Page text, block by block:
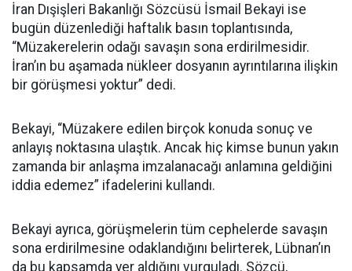
İran Dışişleri Bakanlığı Sözcüsü İsmail Bekayi ise
bugün düzenlediği haftalık basın toplantısında,
“Müzakerelerin odağı savaşın sona erdirilmesidir.
İran’ın bu aşamada nükleer dosyanın ayrıntılarına ilişkin
bir görüşmesi yoktur” dedi.
Bekayi, “Müzakere edilen birçok konuda sonuç ve
anlayış noktasına ulaştık. Ancak hiç kimse bunun yakın
zamanda bir anlaşma imzalanacağı anlamına geldiğini
iddia edemez” ifadelerini kullandı.
Bekayi ayrıca, görüşmelerin tüm cephelerde savaşın
sona erdirilmesine odaklandığını belirterek, Lübnan’ın
da bu kapsamda yer aldığını vurguladı. Sözcü,